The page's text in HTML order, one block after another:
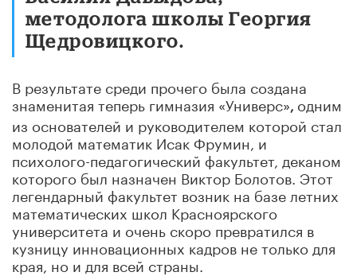
методолога школы Георгия
Щедровицкого.
В результате среди прочего была создана
знаменитая теперь гимназия «Универс», одним
из основателей и руководителем которой стал
молодой математик Исак Фрумин, и
психолого-педагогический факультет, деканом
которого был назначен Виктор Болотов. Этот
легендарный факультет возник на базе летних
математических школ Красноярского
университета и очень скоро превратился в
кузницу инновационных кадров не только для
края, но и для всей страны.